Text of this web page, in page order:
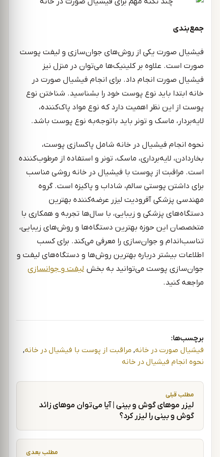
جمع‌بندی
فیشیال صورت یکی از روش‌های جوان‌سازی و لیفت پوست
صورت است. علاوه بر کلینیک‌ها می‌توان در منزل نیز
فیشیال صورت انجام داد. برای انجام فیشیال صورت در
خانه ابتدا باید نوع پوست خود را بشناسید. شناختن نوع
پوست از این نظر اهمیت دارد که نوع مواد پاک‌کننده،
لایه‌بردار، ماسک و تونر باید باتوجه‌به نوع پوست باشد.
نحوه انجام فیشیال در خانه شامل پاکسازی پوست،
بخاردادن، لایه‌برداری، ماسک، تونر و استفاده از مرطوب‌کننده
است. مراقبت از پوست با فیشیال در خانه روشی مناسب
برای داشتن پوستی سالم، شاداب و پاکیزه است. گروه
مهندسی پزشکی آفرودیت لیزر عرضه‌کننده بهترین
دستگاه‌های پزشکی و زیبایی، با سال‌ها تجربه و همکاری با
متخصصان این حوزه بهترین دستگاه‌ها و روش‌های زیبایی،
تناسب‌اندام و جوان‌سازی را معرفی می‌کند. برای کسب
اطلاعات بیشتر درباره بهترین روش‌ها و دستگاه‌های لیفت و
جوان‌سازی پوست می‌توانید به بخش لیفت و جوانسازی
مراجعه کنید.
برچسب‌ها:
فیشیال صورت در خانه, مراقبت از پوست با فیشیال در خانه,
نحوه انجام فیشیال در خانه
راهبری نوشته
مطلب قبلی
لیزر موهای گوش و بینی | آیا می‌توان موهای زائد
گوش و بینی را لیزر کرد؟
مطلب بعدی